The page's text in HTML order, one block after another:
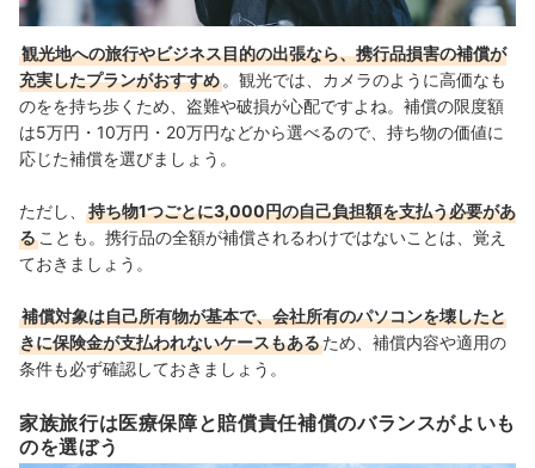
観光地への旅行やビジネス目的の出張なら、携行品損害の補償が
充実したプランがおすすめ 。観光では、カメラのように高価なも
のをを持ち歩くため、盗難や破損が心配ですよね。補償の限度額
は5万円・10万円・20万円などから選べるので、持ち物の価値に
応じた補償を選びましょう。
ただし、
持ち物1つごとに3,000円の自己負担額を支払う必要があ
る ことも。携行品の全額が補償されるわけではないことは、覚え
ておきましょう。
補償対象は自己所有物が基本で、会社所有のパソコンを壊したと
きに保険金が支払われないケースもあるため、補償内容や適用の
条件も必ず確認しておきましょう。
家族旅行は医療保障と賠償責任補償のバランスがよいも
のを選ぼう